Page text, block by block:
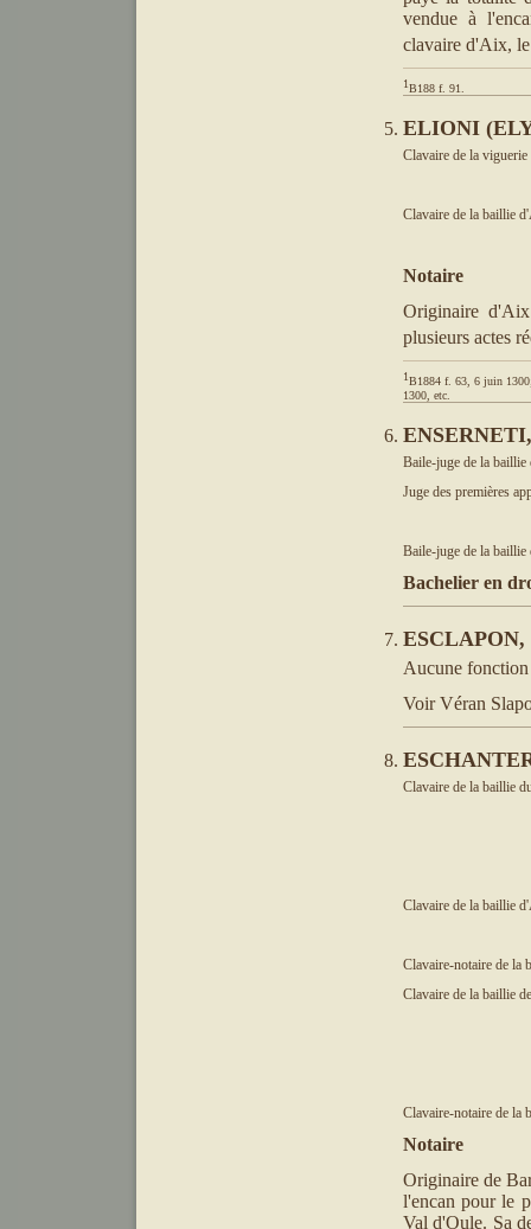
vendue à
clavaire d'Aix,
1B188 f. 91.
ELIONI
Clavaire de la
Clavaire de la baillie
Notaire
Originaire
plusieurs actes
1B1884 f. 63, 6 juin
1300, etc.
Baile-juge de la baillie
Juge des premières
Baile-juge de la baillie
Bachelier en
Aucune
Voir Véran
Clavaire de la baillie
Clavaire de la baillie
Clavaire-notaire de la
Clavaire de la baillie
Clavaire-notaire de la
Notaire
Originaire de
l'encan pour le
Val d'Oule. Sa